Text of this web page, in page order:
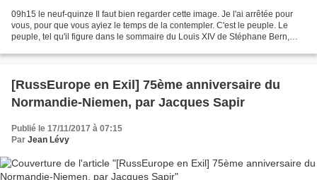
09h15 le neuf-quinze Il faut bien regarder cette image. Je l'ai arrêtée pour
vous, pour que vous ayiez le temps de la contempler. C'est le peuple. Le
peuple, tel qu'il figure dans le sommaire du Louis XIV de Stéphane Bern,
[RussEurope en Exil] 75ème anniversaire du
Normandie-Niemen, par Jacques Sapir
Publié le 17/11/2017 à 07:15
Par Jean Lévy